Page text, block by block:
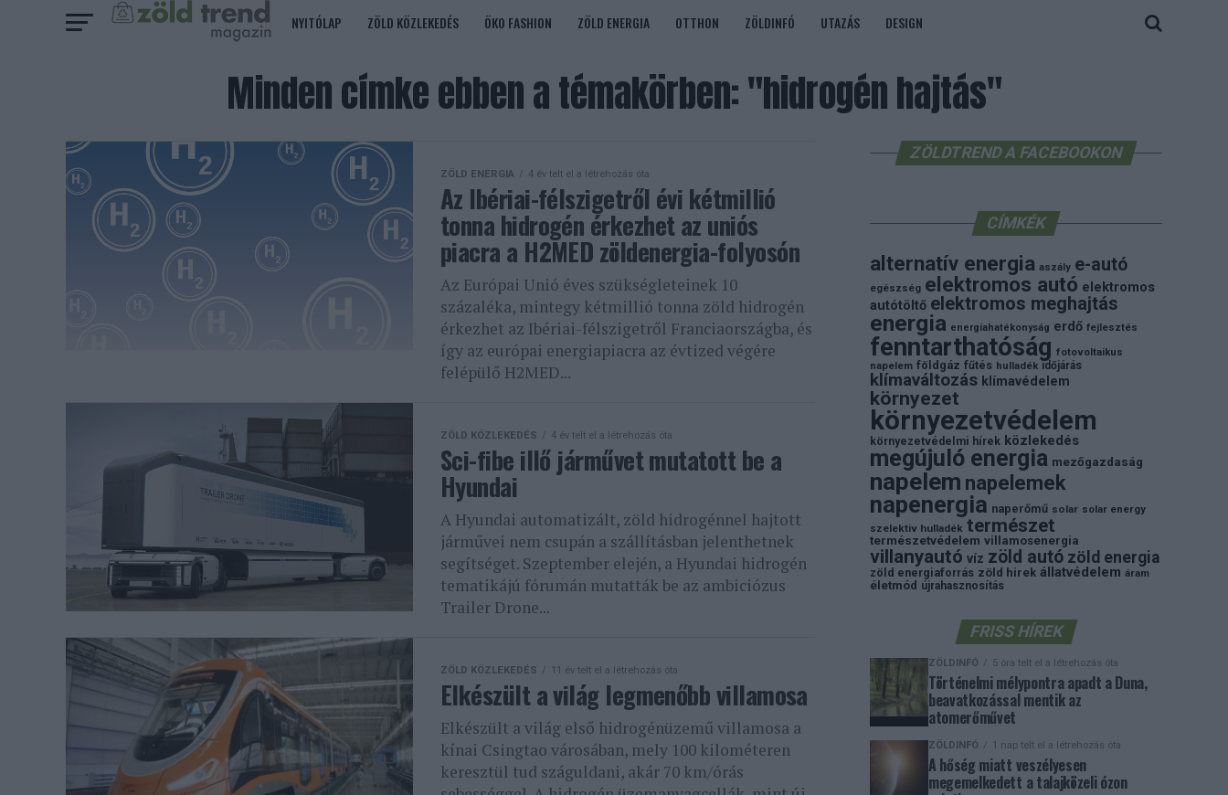
NYITÓLAP ZÖLD KÖZLEKEDÉS ÖKO FASHION ZÖLD ENERGIA OTTHON ZÖLDINFÓ UTAZÁS DESIGN
Minden címke ebben a témakörben: "hidrogén hajtás"
ZÖLD ENERGIA 4 év telt el a létrehozás óta
Az Ibériai-félszigetről évi kétmillió
tonna hidrogén érkezhet az uniós
piacra a H2MED zöldenergia-folyosón
Az Európai Unió éves szükségleteinek 10
százaléka, mintegy kétmillió tonna zöld hidrogén
érkezhet az Ibériai-félszigetről Franciaországba, és
így az európai energiapiacra az évtized végére
felépülő H2MED...
ZÖLD KÖZLEKEDÉS 4 év telt el a létrehozás óta
Sci-fibe illő járművet mutatott be a
Hyundai
A Hyundai automatizált, zöld hidrogénnel hajtott
járművei nem csupán a szállításban jelenthetnek
segítséget. Szeptember elején, a Hyundai hidrogén
tematikájú fórumán mutatták be az ambiciózus
Trailer Drone...
ZÖLD KÖZLEKEDÉS 11 év telt el a létrehozás óta
Elkészült a világ legmenőbb villamosa
Elkészült a világ első hidrogénüzemű villamosa a
kínai Csingtao városában, mely 100 kilométeren
keresztül tud száguldani, akár 70 km/órás
ZÖLDTREND A FACEBOOKON
CÍMKÉK
alternatív energia aszály e-autó
egészség elektromos autó elektromos
autótöltő elektromos meghajtás
energia energiahatékonyság erdő fejlesztés
fenntarthatóság fotovoltaikus
napelem földgáz fűtés hulladék időjárás
klímaváltozás klímavédelem
környezet
környezetvédelem
környezetvédelmi hírek közlekedés
megújuló energia mezőgazdaság
napelem napelemek
napenergia naperőmű solar solar energy
szelektiv hulladék természet
természetvédelem villamosenergia
villanyautó víz zöld autó zöld energia
zöld energiaforrás zöld hirek állatvédelem áram
életmód újrahasznosítás
FRISS HÍREK
ZÖLDINFÓ 5 óra telt el a létrehozás óta
Történelmi mélypontra apadt a Duna,
beavatkozással mentik az
atomerőművet
ZÖLDINFÓ 1 nap telt el a létrehozás óta
A hőség miatt veszélyesen
megemelkedett a talajközeli ózon